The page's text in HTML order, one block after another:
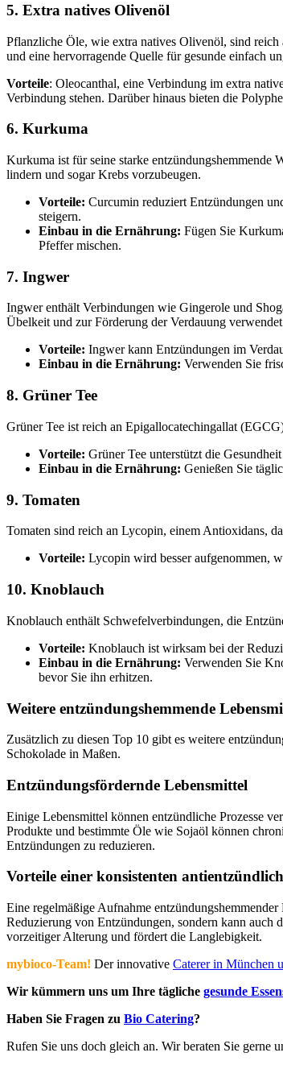
5. Extra natives Olivenöl
Pflanzliche Öle, wie extra natives Olivenöl, sind
und eine hervorragende Quelle für gesunde einfach
Vorteile: Oleocanthal, eine Verbindung im extra
Verbindung stehen. Darüber hinaus bieten die
6. Kurkuma
Kurkuma ist für seine starke
lindern und sogar Krebs vorzubeugen.
Vorteile: Curcumin reduziert Entzündungen
steigern.
Einbau in die Ernährung: Fügen Sie
Pfeffer mischen.
7. Ingwer
Ingwer enthält Verbindungen wie Gingerole und
Übelkeit und zur Förderung der Verdauung
Vorteile: Ingwer kann Entzündungen im
Einbau in die Ernährung: Verwenden Sie
8. Grüner Tee
Grüner Tee ist reich an Epigallocatechingallat
Vorteile: Grüner Tee unterstützt die
Einbau in die Ernährung: Genießen Sie
9. Tomaten
Tomaten sind reich an Lycopin, einem Antioxidans,
Vorteile: Lycopin wird besser aufgenommen,
10. Knoblauch
Knoblauch enthält Schwefelverbindungen, die
Vorteile: Knoblauch ist wirksam bei der
Einbau in die Ernährung: Verwenden Sie
bevor Sie ihn erhitzen.
Weitere entzündungshemmende
Zusätzlich zu diesen Top 10 gibt es weitere
Schokolade in Maßen.
Entzündungsfördernde Lebensmittel
Einige Lebensmittel können entzündliche Prozesse
Produkte und bestimmte Öle wie Sojaöl können
Entzündungen zu reduzieren.
Vorteile einer konsistenten
Eine regelmäßige Aufnahme
Reduzierung von Entzündungen, sondern kann auch
vorzeitiger Alterung und fördert die Langlebigkeit.
mybioco-Team! Der innovative Caterer in München
Wir kümmern uns um Ihre tägliche gesunde
Haben Sie Fragen zu Bio Catering?
Rufen Sie uns doch gleich an. Wir beraten Sie gerne